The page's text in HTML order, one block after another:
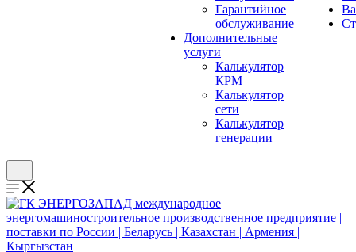
Гарантийное
обслуживание
Дополнительные
услуги
Калькулятор
КРМ
Калькулятор
сети
Калькулятор
генерации